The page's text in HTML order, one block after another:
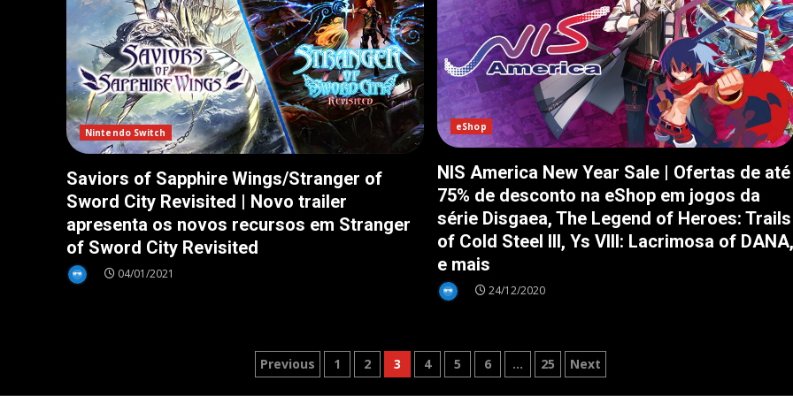
Nintendo Switch
Saviors of Sapphire Wings/Stranger of
Sword City Revisited | Novo trailer
apresenta os novos recursos em Stranger
of Sword City Revisited
04/01/2021
eShop
NIS America New Year Sale | Ofertas de até
75% de desconto na eShop em jogos da
série Disgaea, The Legend of Heroes: Trails
of Cold Steel III, Ys VIII: Lacrimosa of
e mais
24/12/2020
Paginação
de
Previous 1 2 3 4 5 6 … 25 Next